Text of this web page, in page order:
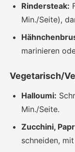
Rindersteak:
Min./Seite),
marinieren
Vegetarisch/
Halloumi:
Min./Seite.
Zucchini,
schneiden,